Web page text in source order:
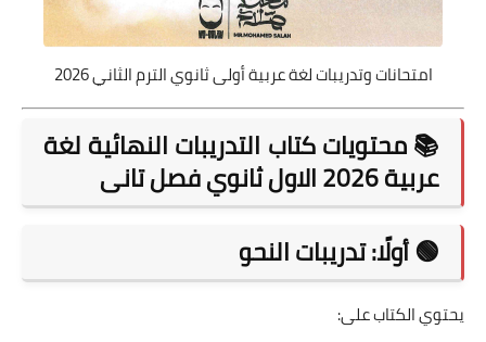
امتحانات وتدريبات لغة عربية أولى ثانوي الترم الثاني 2026
📚 محتويات كتاب التدريبات النهائية لغة
عربية 2026 الاول ثانوي فصل تانى
🟢 أولًا: تدريبات النحو
يحتوي الكتاب على: